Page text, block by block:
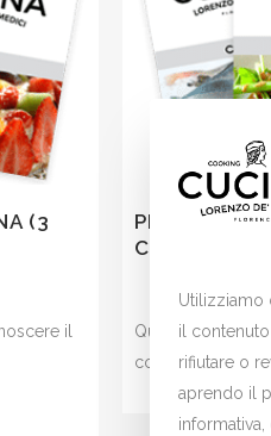
(3
il
PROFUMO
CORSI DA 3H)
Quattro incontri
conoscere il
Utilizziamo
il
rifiutare o
aprendo il
informativa,